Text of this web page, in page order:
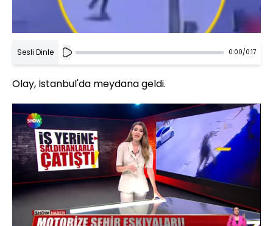
Sesli Dinle 0:00/0:17
Olay, İstanbul'da meydana geldi.
Yüklendi:
43.67%